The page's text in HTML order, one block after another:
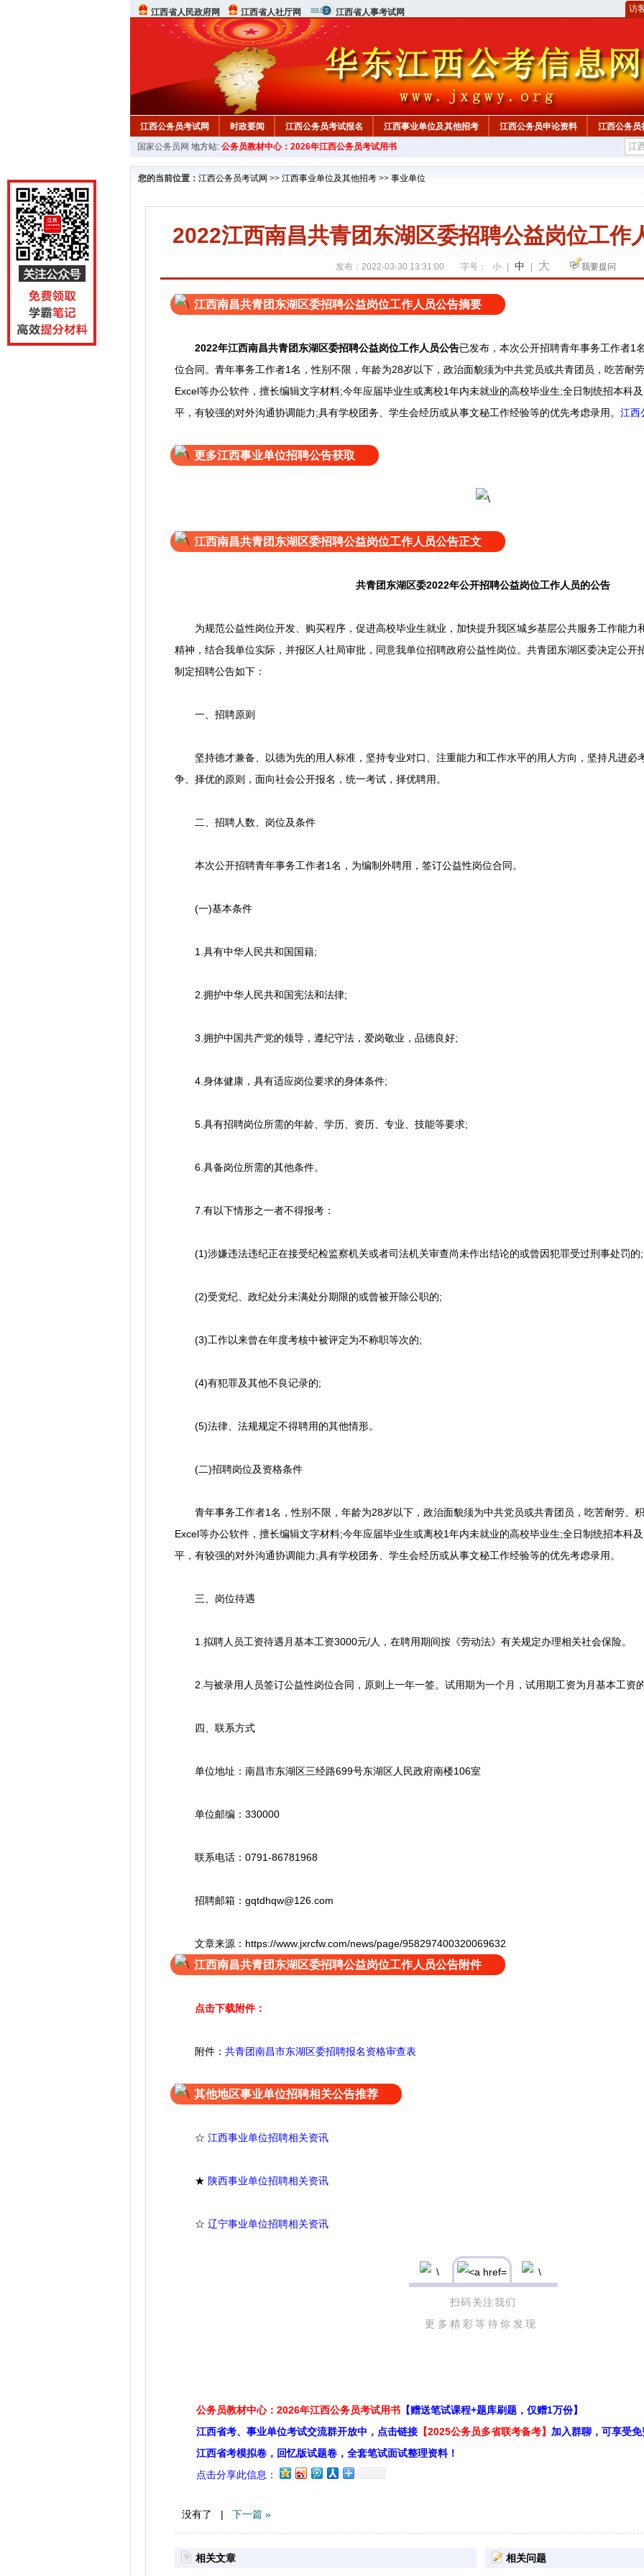
江西省人民政府网 江西省人社厅网 江西省人事考试网 访
江西公务员考试网 时政要闻 江西公务员考试报名 江西事业单位及其他招考 江西公务员申论资料 江西公务员
行测真题 在线咨询 教材中心
国家公务员网 地方站: 公务员教材中心：2026年江西公务员考试用书
您的当前位置： 江西公务员考试网 >> 江西事业单位及其他招考 >> 事业单位
2022江西南昌共青团东湖区委招聘公益岗位工作
发布：2022-03-30 13:31:00 字号： 小 中 大 我要提问
江西南昌共青团东湖区委招聘公益岗位工作人员公告摘要
2022年江西南昌共青团东湖区委招聘公益岗位工作人员公告已发布， 本次公开招聘青年事务工作者1
位合同。 青年事务工作者1名，性别不限，年龄为28岁以下，政治面貌须为中共党员或共青团员，吃苦耐
Excel等办公软件，擅长编辑文字材料;今年应届毕业生或离校1年内未就业的高校毕业生;全日制统招本科
平，有较强的对外沟通协调能力;具有学校团务、学生会经历或从事文秘工作经验等的优先考虑录用。 江西
更多江西事业单位招聘公告获取
江西南昌共青团东湖区委招聘公益岗位工作人员公告正文
共青团东湖区委2022年公开招聘公益岗位工作人员的公告
为规范公益性岗位开发、购买程序，促进高校毕业生就业，加快提升我区城乡基层公共服务工作能力
精神，结合我单位实际，并报区人社局审批，同意我单位招聘政府公益性岗位。共青团东湖区委决定公开
制定招聘公告如下：
一、招聘原则
坚持德才兼备、以德为先的用人标准，坚持专业对口、注重能力和工作水平的用人方向，坚持凡进必
争、择优的原则，面向社会公开报名，统一考试，择优聘用。
二、招聘人数、岗位及条件
本次公开招聘青年事务工作者1名，为编制外聘用，签订公益性岗位合同。
(一)基本条件
1.具有中华人民共和国国籍;
2.拥护中华人民共和国宪法和法律;
3.拥护中国共产党的领导，遵纪守法，爱岗敬业，品德良好;
4.身体健康，具有适应岗位要求的身体条件;
5.具有招聘岗位所需的年龄、学历、资历、专业、技能等要求;
6.具备岗位所需的其他条件。
7.有以下情形之一者不得报考：
(1)涉嫌违法违纪正在接受纪检监察机关或者司法机关审查尚未作出结论的或曾因犯罪受过刑事处罚的;
(2)受党纪、政纪处分未满处分期限的或曾被开除公职的;
(3)工作以来曾在年度考核中被评定为不称职等次的;
(4)有犯罪及其他不良记录的;
(5)法律、法规规定不得聘用的其他情形。
(二)招聘岗位及资格条件
青年事务工作者1名，性别不限，年龄为28岁以下，政治面貌须为中共党员或共青团员，吃苦耐劳、
Excel等办公软件，擅长编辑文字材料;今年应届毕业生或离校1年内未就业的高校毕业生;全日制统招本科
平，有较强的对外沟通协调能力;具有学校团务、学生会经历或从事文秘工作经验等的优先考虑录用。
三、岗位待遇
1.拟聘人员工资待遇月基本工资3000元/人，在聘用期间按《劳动法》有关规定办理相关社会保险。
2.与被录用人员签订公益性岗位合同，原则上一年一签。试用期为一个月，试用期工资为月基本工资
四、联系方式
单位地址：南昌市东湖区三经路699号东湖区人民政府南楼106室
单位邮编：330000
联系电话：0791-86781968
招聘邮箱：gqtdhqw@126.com
文章来源：https://www.jxrcfw.com/news/page/958297400320069632
江西南昌共青团东湖区委招聘公益岗位工作人员公告附件
点击下载附件：
附件： 共青团南昌市东湖区委招聘报名资格审查表
其他地区事业单位招聘相关公告推荐
☆ 江西事业单位招聘相关资讯
★ 陕西事业单位招聘相关资讯
☆ 辽宁事业单位招聘相关资讯
扫码关注我们
更多精彩等待你发现
公务员教材中心：2026年江西公务员考试用书 【赠送笔试课程+题库刷题，仅赠1万份】
江西省考、事业单位考试交流群开放中，点击链接 【2025公务员多省联考备考】 加入群聊，可享受
江西省考模拟卷，回忆版试题卷，全套笔试面试整理资料！
点击分享此信息：
没有了 | 下一篇 »
相关文章 相关问题